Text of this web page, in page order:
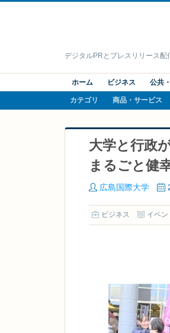
デジタルPRとプレスリリース配
ホーム ビジネス 公共
カテゴリ 商品・サービス
大学と行政
まるごと健
広島国際大学
ビジネス イベン